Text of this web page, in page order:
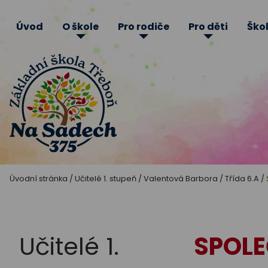
Základní
Třeboň
Úvod O škole Pro rodiče Pro děti
Úvodní stránka / Učitelé 1. stupeň / Valentová Barbora / Třída 6.A /
Učitelé 1.